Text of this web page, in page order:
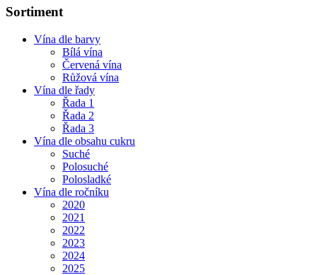
Sortiment
Vína dle barvy
Bílá vína
Červená vína
Růžová vína
Vína dle řady
Řada 1
Řada 2
Řada 3
Vína dle obsahu cukru
Suché
Polosuché
Polosladké
Vína dle ročníku
2020
2021
2022
2023
2024
2025